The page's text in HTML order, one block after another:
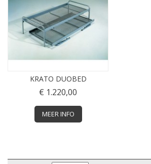
KRATO DUOBED
€ 1.220,00
MEER INFO